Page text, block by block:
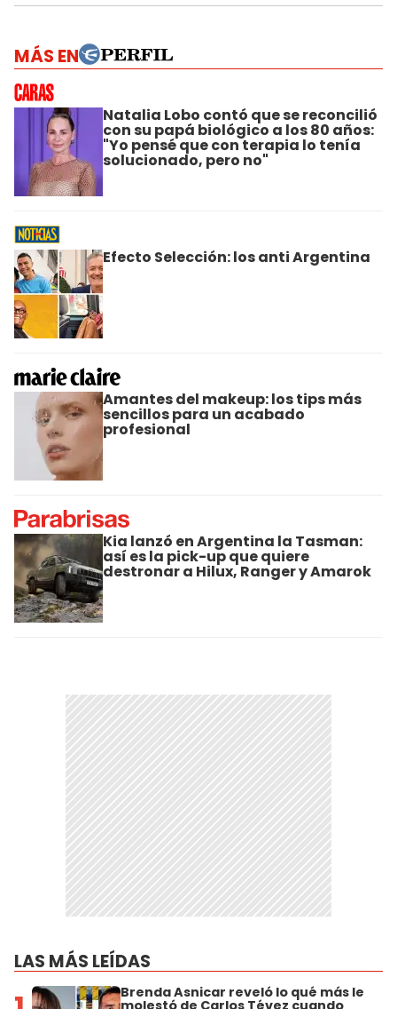
MÁS EN
Natalia Lobo contó que se reconcilió
con su papá biológico a los 80 años:
"Yo pensé que con terapia lo tenía
solucionado, pero no"
Efecto Selección: los anti Argentina
Amantes del makeup: los tips más
sencillos para un acabado
profesional
Kia lanzó en Argentina la Tasman:
así es la pick-up que quiere
destronar a Hilux, Ranger y Amarok
LAS MÁS LEÍDAS
Brenda Asnicar reveló lo qué más le